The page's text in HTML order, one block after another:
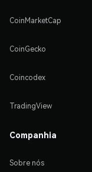
CoinMarketCap
CoinGecko
Coincodex
TradingView
Companhia
Sobre nós